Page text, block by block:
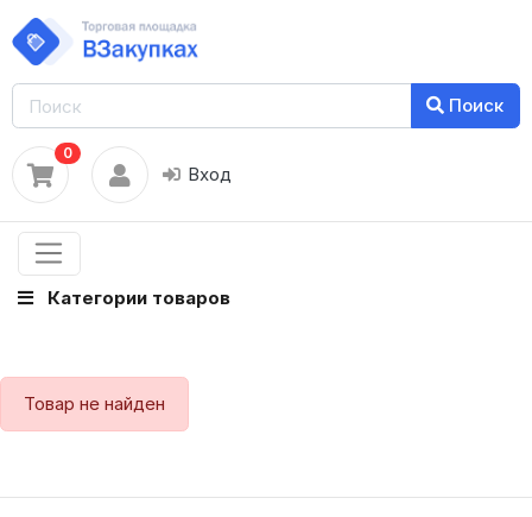
Поиск
0
Вход
Категории товаров
Товар не найден